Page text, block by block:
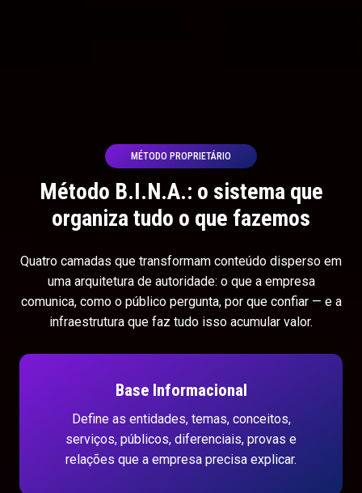
MÉTODO PROPRIETÁRIO
Método B.I.N.A.: o sistema que
organiza tudo o que fazemos
Quatro camadas que transformam conteúdo disperso em
uma arquitetura de autoridade: o que a empresa
comunica, como o público pergunta, por que confiar — e a
infraestrutura que faz tudo isso acumular valor.
Base Informacional
Define as entidades, temas, conceitos,
serviços, públicos, diferenciais, provas e
relações que a empresa precisa explicar.